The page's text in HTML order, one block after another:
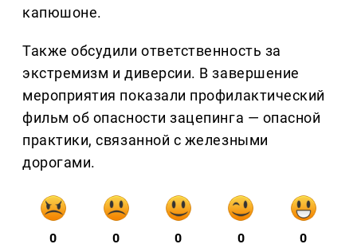
капюшоне.
Также обсудили ответственность за
экстремизм и диверсии. В завершение
мероприятия показали профилактический
фильм об опасности зацепинга — опасной
практики, связанной с железными
дорогами.
0 0 0 0 0